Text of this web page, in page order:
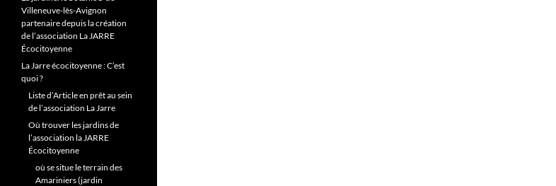
Villeneuve-lès-Avignon
partenaire depuis la création
de l’association La JARRE
Écocitoyenne
La Jarre écocitoyenne : C’est
quoi ?
Liste d’Article en prêt au sein
de l’association La Jarre
Où trouver les jardins de
l’association la JARRE
Écocitoyenne
où se situe le terrain des
Amariniers (jardin